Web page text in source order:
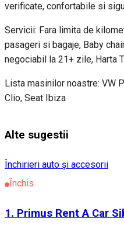
verificate, confortabile si
Servicii: Fara limita de
pasageri si bagaje, Baby
negociabil la 21+ zile, Harta
Lista masinilor noastre: VW
Clio, Seat Ibiza
Alte sugestii
Închirieri auto și accesorii
Închis
1. Primus Rent A Car